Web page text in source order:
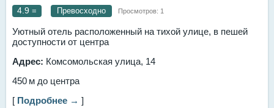
4.9 = Превосходно Просмотров: 1
Уютный отель расположенный на тихой улице, в пешей
доступности от центра
Адрес: Комсомольская улица, 14
450 м до центра
[ Подробнее → ]